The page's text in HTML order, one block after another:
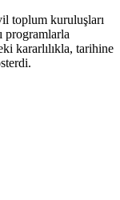
toplum kuruluşları
programlarla
kararlılıkla, tarihine